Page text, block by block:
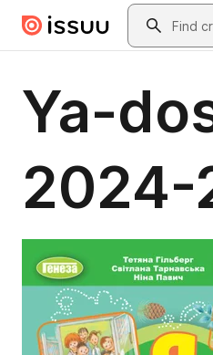
Skip to main contentSearch
Ya-
2024-